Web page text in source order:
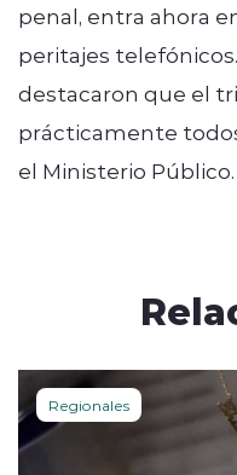
penal, entra ahora
peritajes
destacaron que el
prácticamente
el Ministerio Público.
Regionales